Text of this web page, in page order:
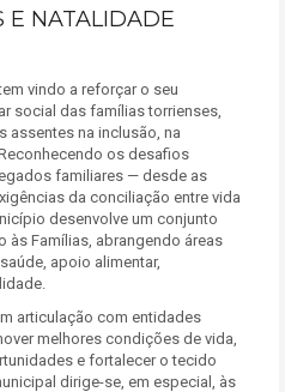
E NATALIDADE
vindo a reforçar o seu
social das famílias torrienses,
na inclusão, na
os desafios
familiares — desde as
da conciliação entre vida
desenvolve um conjunto
às Famílias, abrangendo áreas
apoio alimentar,
articulação com entidades
melhores condições de vida,
e fortalecer o tecido
dirige-se, em especial, às